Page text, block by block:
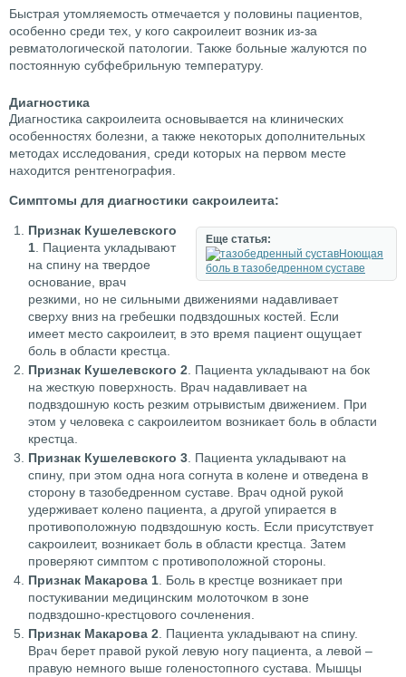
Быстрая утомляемость отмечается у половины пациентов,
особенно среди тех, у кого сакроилеит возник из-за
ревматологической патологии. Также больные жалуются по
постоянную субфебрильную температуру.
Диагностика
Диагностика сакроилеита основывается на клинических
особенностях болезни, а также некоторых дополнительных
методах исследования, среди которых на первом месте
находится рентгенография.
Симптомы для диагностики сакроилеита:
Еще статья:
Ноющая
боль в тазобедренном суставе
Признак Кушелевского
1. Пациента укладывают
на спину на твердое
основание, врач
резкими, но не сильными движениями надавливает
сверху вниз на гребешки подвздошных костей. Если
имеет место сакроилеит, в это время пациент ощущает
боль в области крестца.
Признак Кушелевского 2. Пациента укладывают на бок
на жесткую поверхность. Врач надавливает на
подвздошную кость резким отрывистым движением. При
этом у человека с сакроилеитом возникает боль в области
крестца.
Признак Кушелевского 3. Пациента укладывают на
спину, при этом одна нога согнута в колене и отведена в
сторону в тазобедренном суставе. Врач одной рукой
удерживает колено пациента, а другой упирается в
противоположную подвздошную кость. Если присутствует
сакроилеит, возникает боль в области крестца. Затем
проверяют симптом с противоположной стороны.
Признак Макарова 1. Боль в крестце возникает при
постукивании медицинским молоточком в зоне
подвздошно-крестцового сочленения.
Признак Макарова 2. Пациента укладывают на спину.
Врач берет правой рукой левую ногу пациента, а левой –
правую немного выше голеностопного сустава. Мышцы